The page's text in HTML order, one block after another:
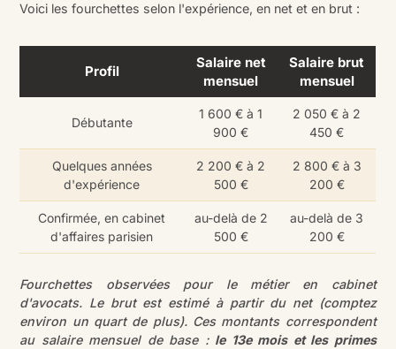
Voici les fourchettes selon l'expérience, en net et en brut :
Profil
Salaire net
mensuel
Salaire brut
mensuel
Débutante
1 600 € à 1
900 €
2 050 € à 2
450 €
Quelques années
d'expérience
2 200 € à 2
500 €
2 800 € à 3
200 €
Confirmée, en cabinet
d'affaires parisien
au-delà de 2
500 €
au-delà de 3
200 €
Fourchettes observées pour le métier en cabinet
d'avocats. Le brut est estimé à partir du net (comptez
environ un quart de plus). Ces montants correspondent
au salaire mensuel de base : le 13e mois et les primes